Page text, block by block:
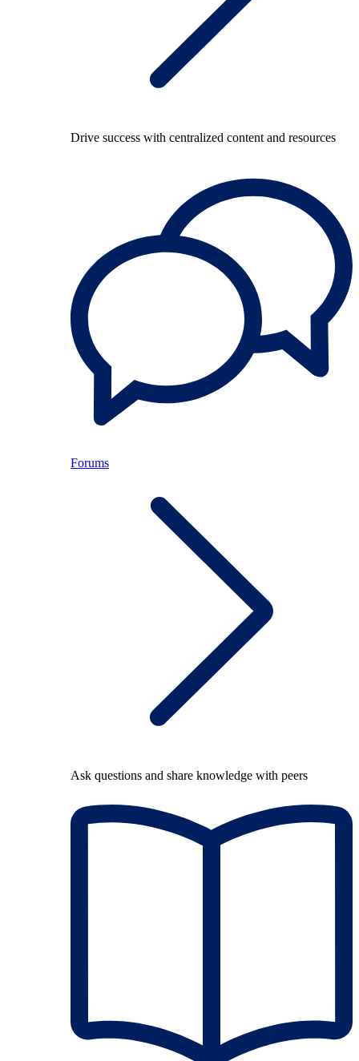
Drive success with centralized content and resources
Forums
Ask questions and share knowledge with peers